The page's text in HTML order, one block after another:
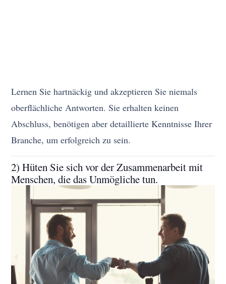
Lernen Sie hartnäckig und akzeptieren Sie niemals
oberflächliche Antworten. Sie erhalten keinen
Abschluss, benötigen aber detaillierte Kenntnisse Ihrer
Branche, um erfolgreich zu sein.
2) Hüten Sie sich vor der Zusammenarbeit mit
Menschen, die das Unmögliche tun.